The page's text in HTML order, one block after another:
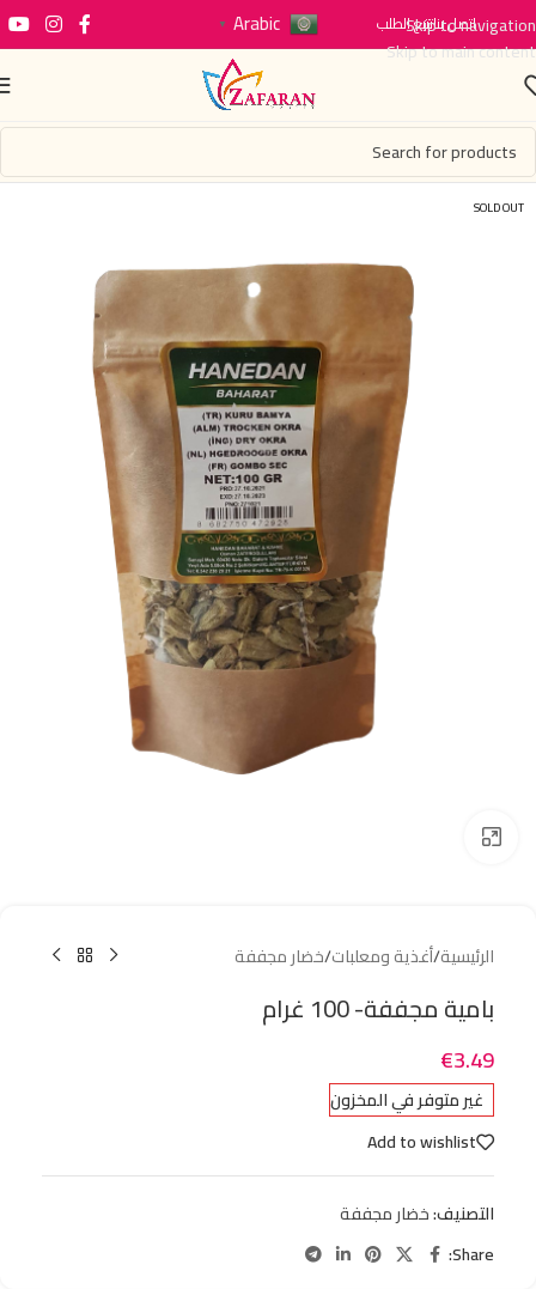
Skip to navigation
Skip to main content
اتصل بناتتبع الطلب Arabic
▼
SOLD OUT
الرئيسية/أغذية ومعلبات/خضار مجففة
بامية مجففة- 100 غرام
€3.49
غير متوفر في المخزون
Add to wishlist
التصنيف:خضار مجففة
Share: